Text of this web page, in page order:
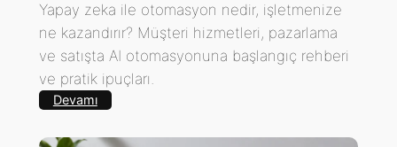
Yapay zeka ile otomasyon nedir, işletmenize
ne kazandırır? Müşteri hizmetleri, pazarlama
ve satışta AI otomasyonuna başlangıç rehberi
ve pratik ipuçları.
Devamı:
Zeka